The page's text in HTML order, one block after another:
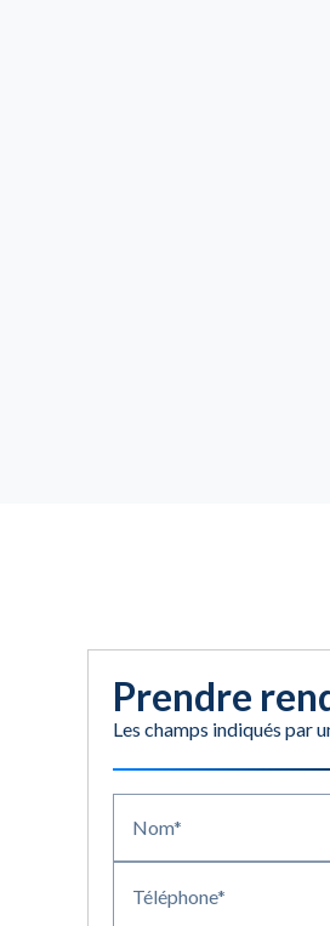
Prendre
Les champs indiqués par
Nom*
Téléphone*